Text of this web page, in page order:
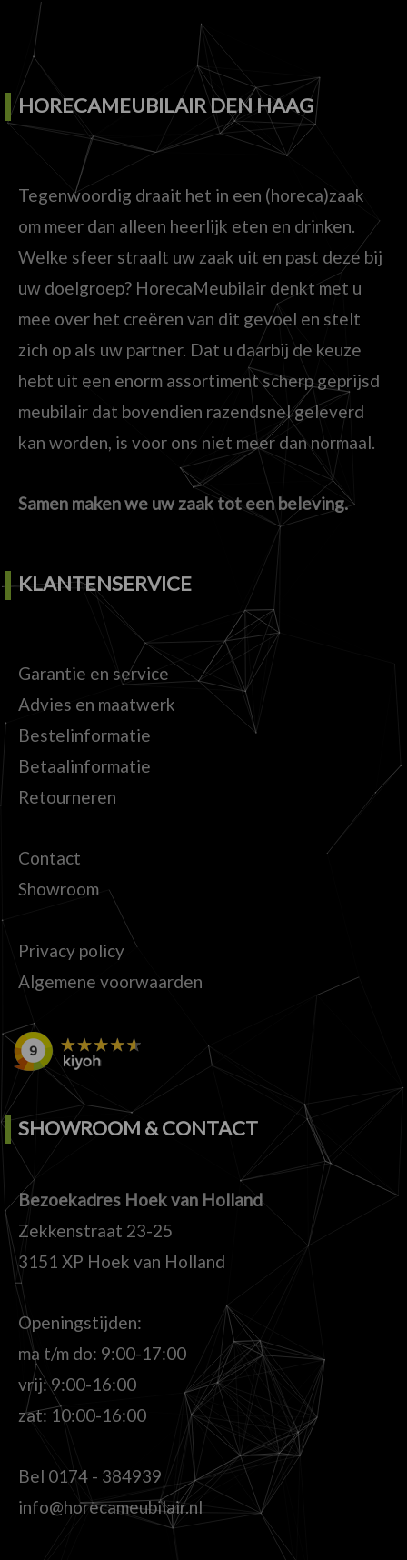
HORECAMEUBILAIR DEN HAAG
Tegenwoordig draait het in een (horeca)zaak
om meer dan alleen heerlijk eten en drinken.
Welke sfeer straalt uw zaak uit en past deze bij
uw doelgroep? HorecaMeubilair denkt met u
mee over het creëren van dit gevoel en stelt
zich op als uw partner. Dat u daarbij de keuze
hebt uit een enorm assortiment scherp geprijsd
meubilair dat bovendien razendsnel geleverd
kan worden, is voor ons niet meer dan normaal.
Samen maken we uw zaak tot een beleving.
KLANTENSERVICE
Garantie en service
Advies en maatwerk
Bestelinformatie
Betaalinformatie
Retourneren
Contact
Showroom
Privacy policy
Algemene voorwaarden
SHOWROOM & CONTACT
Bezoekadres Hoek van Holland
Zekkenstraat 23-25
3151 XP Hoek van Holland
Openingstijden:
ma t/m do: 9:00-17:00
vrij: 9:00-16:00
zat: 10:00-16:00
Bel 0174 - 384939
info@horecameubilair.nl